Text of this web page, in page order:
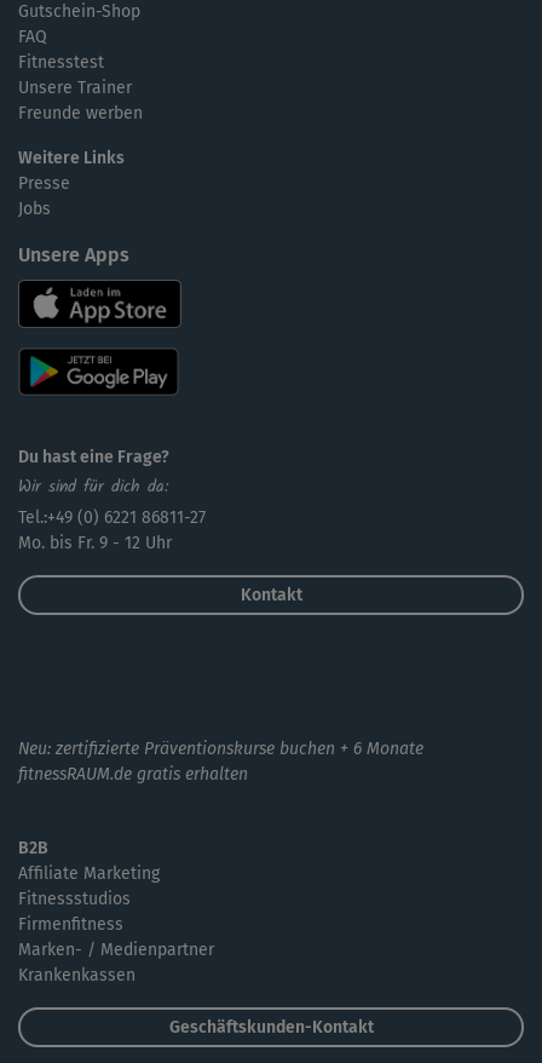
Gutschein-Shop
FAQ
Fitnesstest
Unsere Trainer
Freunde werben
Weitere Links
Presse
Jobs
Unsere Apps
Du hast eine Frage?
Wir sind für dich da:
Tel.:+49 (0) 6221 86811-27
Mo. bis Fr. 9 - 12 Uhr
Kontakt
Neu: zertifizierte Präventionskurse buchen + 6 Monate
fitnessRAUM.de gratis erhalten
B2B
Affiliate Marketing
Fitnessstudios
Firmenfitness
Marken- / Medienpartner
Krankenkassen
Geschäftskunden-Kontakt